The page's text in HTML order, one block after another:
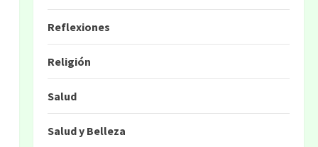
Reflexiones
Religión
Salud
Salud y Belleza